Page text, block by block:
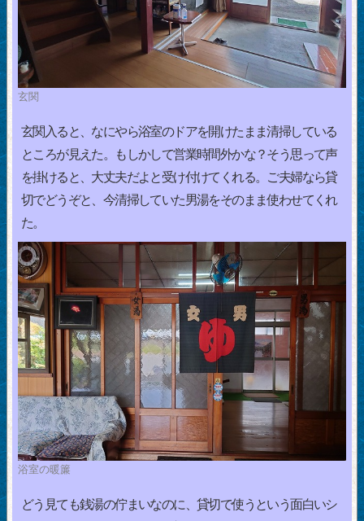
玄関
玄関入ると、なにやら浴室のドアを開けたまま清掃している
ところが見えた。もしかして営業時間外かな？そう思って声
を掛けると、大丈夫だよと受け付けてくれる。ご夫婦なら貸
切でどうぞと、今清掃していた男湯をそのまま使わせてくれ
た。
浴室の暖簾
どう見ても銭湯の佇まいなのに、貸切で使うという面白いシ